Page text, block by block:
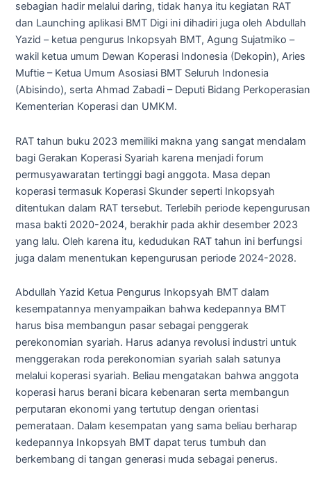
sebagian hadir melalui daring, tidak hanya itu kegiatan RAT
dan Launching aplikasi BMT Digi ini dihadiri juga oleh Abdullah
Yazid – ketua pengurus Inkopsyah BMT, Agung Sujatmiko –
wakil ketua umum Dewan Koperasi Indonesia (Dekopin), Aries
Muftie – Ketua Umum Asosiasi BMT Seluruh Indonesia
(Abisindo), serta Ahmad Zabadi – Deputi Bidang Perkoperasian
Kementerian Koperasi dan UMKM.
RAT tahun buku 2023 memiliki makna yang sangat mendalam
bagi Gerakan Koperasi Syariah karena menjadi forum
permusyawaratan tertinggi bagi anggota. Masa depan
koperasi termasuk Koperasi Skunder seperti Inkopsyah
ditentukan dalam RAT tersebut. Terlebih periode kepengurusan
masa bakti 2020-2024, berakhir pada akhir desember 2023
yang lalu. Oleh karena itu, kedudukan RAT tahun ini berfungsi
juga dalam menentukan kepengurusan periode 2024-2028.
Abdullah Yazid Ketua Pengurus Inkopsyah BMT dalam
kesempatannya menyampaikan bahwa kedepannya BMT
harus bisa membangun pasar sebagai penggerak
perekonomian syariah. Harus adanya revolusi industri untuk
menggerakan roda perekonomian syariah salah satunya
melalui koperasi syariah. Beliau mengatakan bahwa anggota
koperasi harus berani bicara kebenaran serta membangun
perputaran ekonomi yang tertutup dengan orientasi
pemerataan. Dalam kesempatan yang sama beliau berharap
kedepannya Inkopsyah BMT dapat terus tumbuh dan
berkembang di tangan generasi muda sebagai penerus.